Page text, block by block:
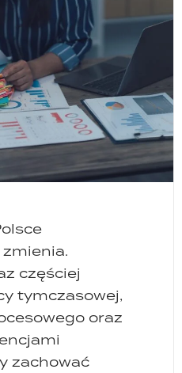
częściej
tymczasowej,
oraz
zachować